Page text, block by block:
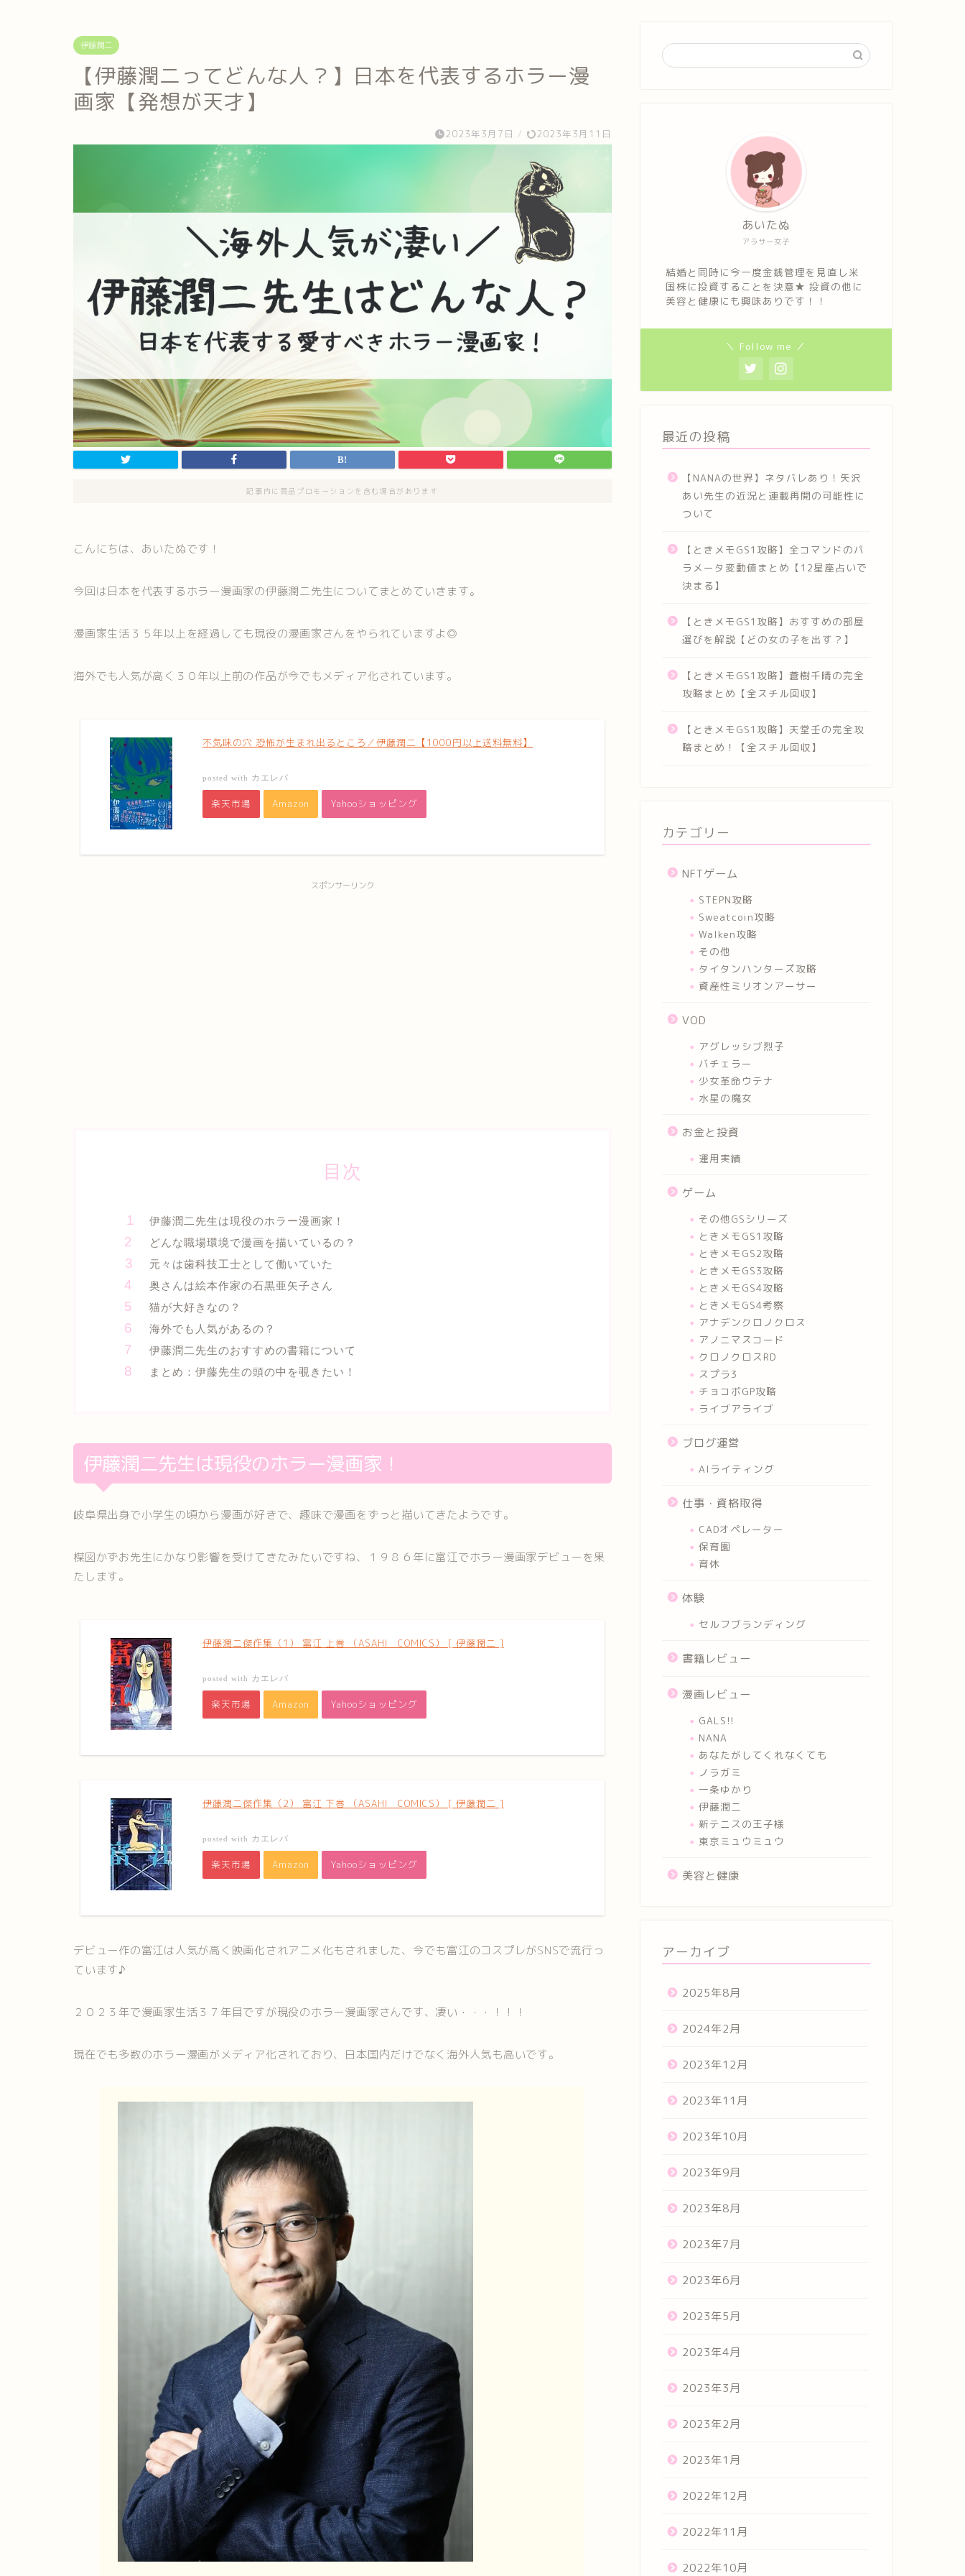
伊藤潤二
【伊藤潤二ってどんな人？】日本を代表するホラー漫
画家【発想が天才】
2023年3月7日 / 2023年3月11日
記事内に商品プロモーションを含む場合があります
こんにちは、あいたぬです！
今回は日本を代表するホラー漫画家の伊藤潤二先生についてまとめていきます。
漫画家生活３５年以上を経過しても現役の漫画家さんをやられていますよ◎
海外でも人気が高く３０年以上前の作品が今でもメディア化されています。
不気味の穴 恐怖が生まれ出るところ／伊藤潤二【1000円以上送料無料】
posted with カエレバ
楽天市場 Amazon Yahooショッピング
スポンサーリンク
目次
伊藤潤二先生は現役のホラー漫画家！
どんな職場環境で漫画を描いているの？
元々は歯科技工士として働いていた
奥さんは絵本作家の石黒亜矢子さん
猫が大好きなの？
海外でも人気があるの？
伊藤潤二先生のおすすめの書籍について
まとめ：伊藤先生の頭の中を覗きたい！
伊藤潤二先生は現役のホラー漫画家！
岐阜県出身で小学生の頃から漫画が好きで、趣味で漫画をずっと描いてきたようです。
楳図かずお先生にかなり影響を受けてきたみたいですね、１９８６年に富江でホラー漫画家デビューを果
たします。
伊藤潤二傑作集（1） 富江 上巻 （ASAHI COMICS） [ 伊藤潤二 ]
posted with カエレバ
楽天市場 Amazon Yahooショッピング
伊藤潤二傑作集（2） 富江 下巻 （ASAHI COMICS） [ 伊藤潤二 ]
posted with カエレバ
楽天市場 Amazon Yahooショッピング
デビュー作の富江は人気が高く映画化されアニメ化もされました、今でも富江のコスプレがSNSで流行っ
ています♪
２０２３年で漫画家生活３７年目ですが現役のホラー漫画家さんです、凄い・・・！！！
現在でも多数のホラー漫画がメディア化されており、日本国内だけでなく海外人気も高いです。
アラサー女子
あいたぬ
結婚と同時に今一度金銭管理を見直し米
国株に投資することを決意★ 投資の他に
美容と健康にも興味ありです！！
＼ Follow me ／
最近の投稿
【NANAの世界】ネタバレあり！矢沢
あい先生の近況と連載再開の可能性に
ついて
【ときメモGS1攻略】全コマンドのパ
ラメータ変動値まとめ【12星座占いで
決まる】
【ときメモGS1攻略】おすすめの部屋
選びを解説【どの女の子を出す？】
【ときメモGS1攻略】蒼樹千晴の完全
攻略まとめ【全スチル回収】
【ときメモGS1攻略】天堂壬の完全攻
略まとめ！【全スチル回収】
カテゴリー
NFTゲーム
STEPN攻略
Sweatcoin攻略
Walken攻略
その他
タイタンハンターズ攻略
資産性ミリオンアーサー
VOD
アグレッシブ烈子
バチェラー
少女革命ウテナ
水星の魔女
お金と投資
運用実績
ゲーム
その他GSシリーズ
ときメモGS1攻略
ときメモGS2攻略
ときメモGS3攻略
ときメモGS4攻略
ときメモGS4考察
アナデンクロノクロス
アノニマスコード
クロノクロスRD
スプラ3
チョコボGP攻略
ライブアライブ
ブログ運営
AIライティング
仕事・資格取得
CADオペレーター
保育園
育休
体験
セルフブランディング
書籍レビュー
漫画レビュー
GALS!!
NANA
あなたがしてくれなくても
ノラガミ
一条ゆかり
伊藤潤二
新テニスの王子様
東京ミュウミュウ
美容と健康
アーカイブ
2025年8月
2024年2月
2023年12月
2023年11月
2023年10月
2023年9月
2023年8月
2023年7月
2023年6月
2023年5月
2023年4月
2023年3月
2023年2月
2023年1月
2022年12月
2022年11月
2022年10月